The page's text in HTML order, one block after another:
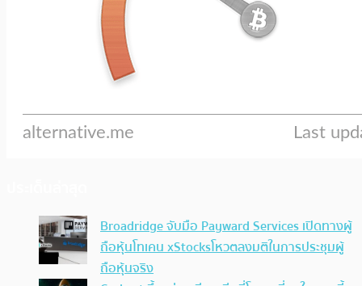
Broadridge จับมือ Payward Services เปิดทางผู้
ถือหุ้นโทเคน xStocksโหวตลงมติในการประชุมผู้
ถือหุ้นจริง